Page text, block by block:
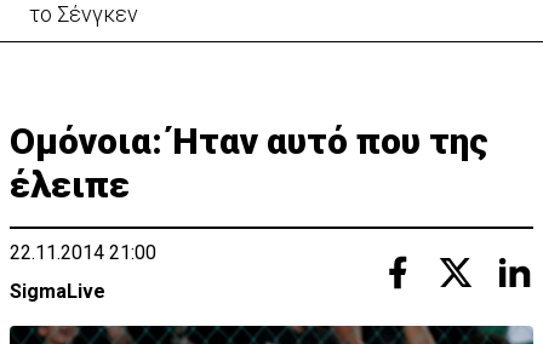
-«Στα παράλια είναι δύσκολα»
Ομόνοια: Ήταν αυτό που της
έλειπε
22.11.2014 21:00
SigmaLive